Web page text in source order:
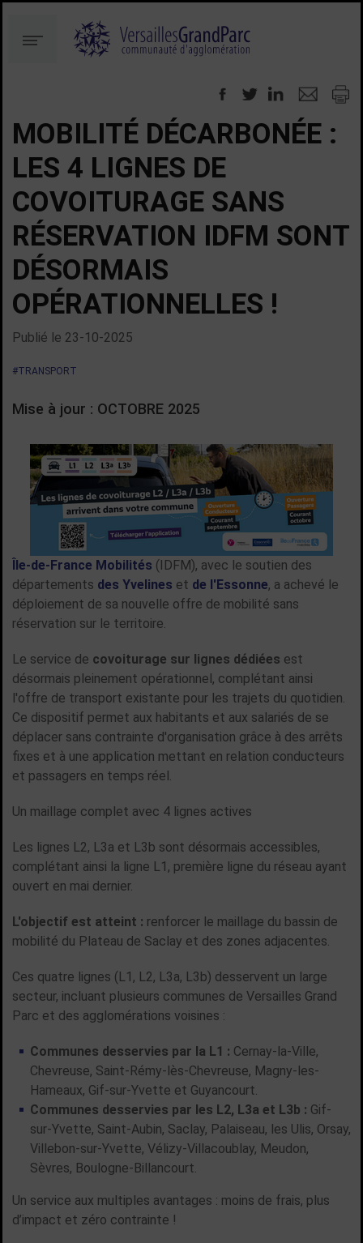
au
contenu
à
Menu
MOBILITÉ DÉCARBONÉE :
LES 4 LIGNES DE
COVOITURAGE SANS
RÉSERVATION IDFM SONT
DÉSORMAIS
OPÉRATIONNELLES !
Publié le 23-10-2025
#TRANSPORT
Mise à jour : OCTOBRE 2025
Île-de-France Mobilités (IDFM), avec le soutien des
départements des Yvelines et de l'Essonne, a achevé le
déploiement de sa nouvelle offre de mobilité sans
réservation sur le territoire.
Le service de covoiturage sur lignes dédiées est
désormais pleinement opérationnel, complétant ainsi
l'offre de transport existante pour les trajets du quotidien.
Ce dispositif permet aux habitants et aux salariés de se
déplacer sans contrainte d'organisation grâce à des arrêts
fixes et à une application mettant en relation conducteurs
et passagers en temps réel.
Un maillage complet avec 4 lignes actives
Les lignes L2, L3a et L3b sont désormais accessibles,
complétant ainsi la ligne L1, première ligne du réseau ayant
ouvert en mai dernier.
L'objectif est atteint : renforcer le maillage du bassin de
mobilité du Plateau de Saclay et des zones adjacentes.
Ces quatre lignes (L1, L2, L3a, L3b) desservent un large
secteur, incluant plusieurs communes de Versailles Grand
Parc et des agglomérations voisines :
Communes desservies par la L1 : Cernay-la-Ville,
Chevreuse, Saint-Rémy-lès-Chevreuse, Magny-les-
Hameaux, Gif-sur-Yvette et Guyancourt.
Communes desservies par les L2, L3a et L3b : Gif-
sur-Yvette, Saint-Aubin, Saclay, Palaiseau, les Ulis, Orsay,
Villebon-sur-Yvette, Vélizy-Villacoublay, Meudon,
Sèvres, Boulogne-Billancourt.
Un service aux multiples avantages : moins de frais, plus
d’impact et zéro contrainte !